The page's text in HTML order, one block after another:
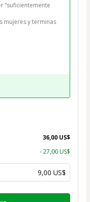
“suficientemente
mujeres y terminas
36,00 US$
- 27,00 US$
9,00 US$